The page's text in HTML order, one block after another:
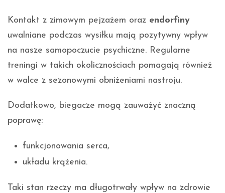
Kontakt z zimowym pejzażem oraz endorfiny
uwalniane podczas wysiłku mają pozytywny wpływ
na nasze samopoczucie psychiczne. Regularne
treningi w takich okolicznościach pomagają również
w walce z sezonowymi obniżeniami nastroju.
Dodatkowo, biegacze mogą zauważyć znaczną
poprawę:
funkcjonowania serca,
układu krążenia.
Taki stan rzeczy ma długotrwały wpływ na zdrowie